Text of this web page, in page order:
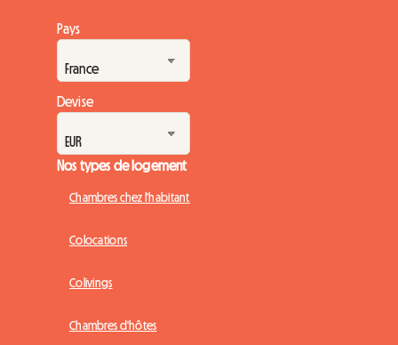
Pays
Devise
Nos types de logement
Chambres chez l'habitant
Colocations
Colivings
Chambres d'hôtes